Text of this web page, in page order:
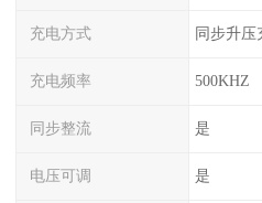
充电方式 同步升压
充电频率 500KHZ
同步整流 是
电压可调 是